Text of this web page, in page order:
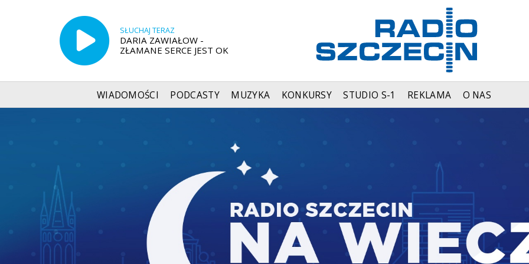
SŁUCHAJ TERAZ
DARIA ZAWIAŁOW -
ZŁAMANE SERCE JEST OK
WIADOMOŚCI PODCASTY MUZYKA KONKURSY STUDIO S-1 REKLAMA O NAS